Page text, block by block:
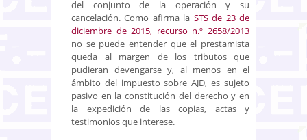
del conjunto de la operación y su
cancelación. Como afirma la STS de 23 de
diciembre de 2015, recurso n.º 2658/2013
no se puede entender que el prestamista
queda al margen de los tributos que
pudieran devengarse y, al menos en el
ámbito del impuesto sobre AJD, es sujeto
pasivo en la constitución del derecho y en
la expedición de las copias, actas y
testimonios que interese.